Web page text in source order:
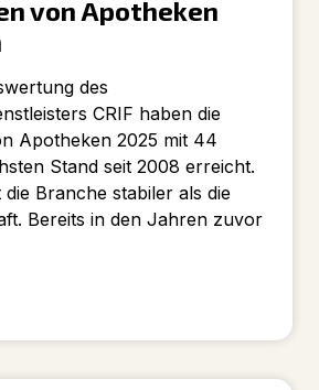
von Apotheken
des
CRIF haben die
Apotheken 2025 mit 44
Stand seit 2008 erreicht.
Branche stabiler als die
Bereits in den Jahren zuvor